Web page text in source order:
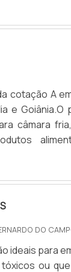
cotação A
e
câmara
não pode
e
DO
ideais para
ou